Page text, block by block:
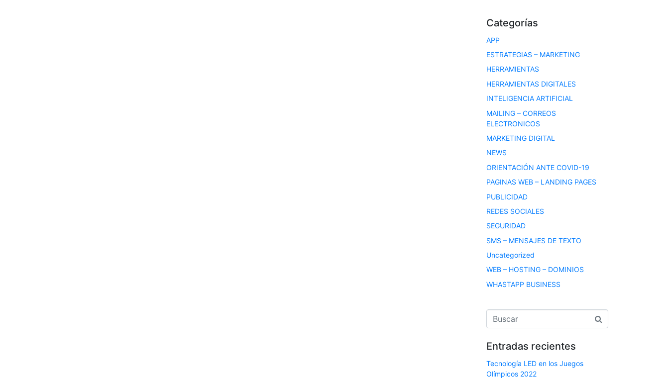
Categorías
APP
ESTRATEGIAS – MARKETING
HERRAMIENTAS
HERRAMIENTAS DIGITALES
INTELIGENCIA ARTIFICIAL
MAILING – CORREOS
ELECTRONICOS
MARKETING DIGITAL
NEWS
ORIENTACIÓN ANTE COVID-19
PAGINAS WEB – LANDING PAGES
PUBLICIDAD
REDES SOCIALES
SEGURIDAD
SMS – MENSAJES DE TEXTO
Uncategorized
WEB – HOSTING – DOMINIOS
WHASTAPP BUSINESS
Entradas recientes
Tecnología LED en los Juegos
Olímpicos 2022